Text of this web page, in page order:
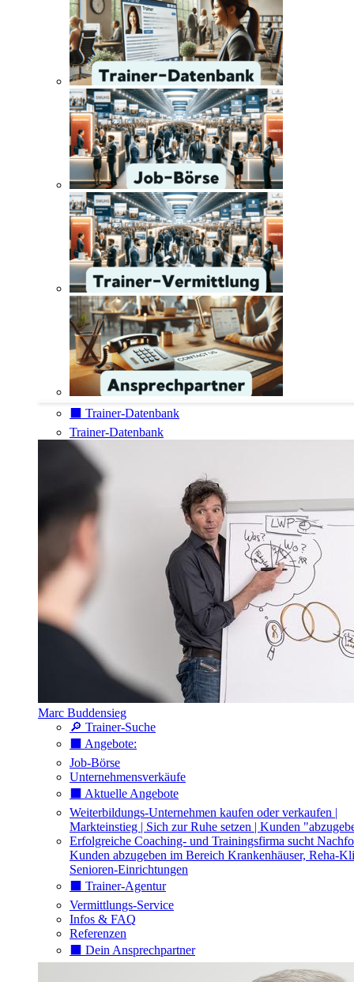
⬛️ Trainer-Datenbank
Trainer-Datenbank
Marc Buddensieg
🔎 Trainer-Suche
⬛️ Angebote:
Job-Börse
Unternehmensverkäufe
⬛️ Aktuelle Angebote
Weiterbildungs-Unternehmen kaufen oder verkaufen |
Markteinstieg | Sich zur Ruhe setzen | Kunden
Erfolgreiche Coaching- und Trainingsfirma sucht
Kunden abzugeben im Bereich Krankenhäuser, Reha-
Senioren-Einrichtungen
⬛️ Trainer-Agentur
Vermittlungs-Service
Infos & FAQ
Referenzen
⬛️ Dein Ansprechpartner